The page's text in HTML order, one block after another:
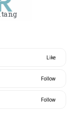
Like
Follow
Follow